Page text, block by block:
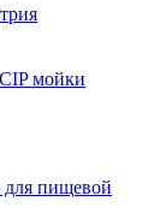
мойки
для пищевой